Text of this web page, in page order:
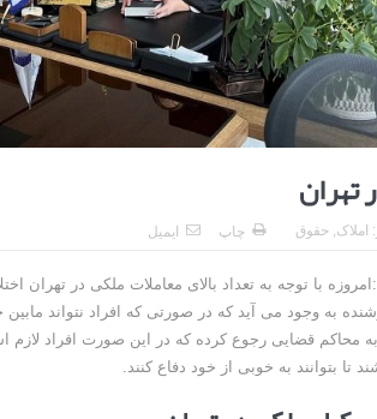
تهران
املاک, حقوق چاپ ایمیل
با توجه به تعداد بالای معاملات ملکی در تهران
به وجود می آید که در صورتی که افراد نتواند
به محاکم قضایی رجوع کرده که در این صورت افراد
تا بتوانند به خوبی از خود دفاع کنند.